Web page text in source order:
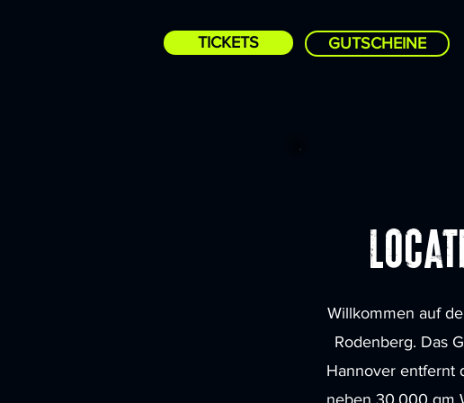
TICKETS GUTSCHEINE
Willkommen auf
Rodenberg. Das
Hannover entfernt
neben 30.000 qm